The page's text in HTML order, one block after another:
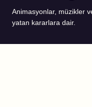
Animasyonlar, müzikler
yatan kararlara dair.